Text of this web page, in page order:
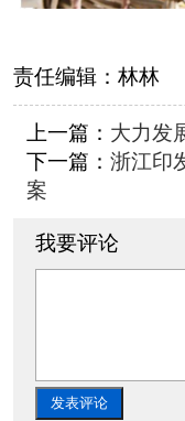
责任编辑： 林林
上一篇： 大力发
下一篇： 浙江印
案
我要评论
发表评论